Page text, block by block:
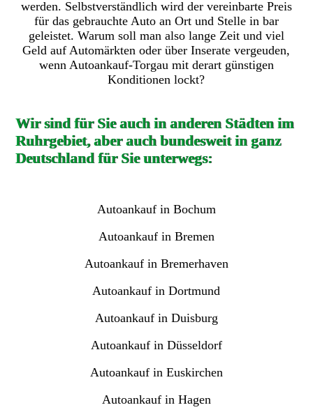
werden. Selbstverständlich wird der vereinbarte Preis
für das gebrauchte Auto an Ort und Stelle in bar
geleistet. Warum soll man also lange Zeit und viel
Geld auf Automärkten oder über Inserate vergeuden,
wenn Autoankauf-Torgau mit derart günstigen
Konditionen lockt?
Wir sind für Sie auch in anderen Städten im
Ruhrgebiet, aber auch bundesweit in ganz
Deutschland für Sie unterwegs:
Autoankauf in Bochum
Autoankauf in Bremen
Autoankauf in Bremerhaven
Autoankauf in Dortmund
Autoankauf in Duisburg
Autoankauf in Düsseldorf
Autoankauf in Euskirchen
Autoankauf in Hagen